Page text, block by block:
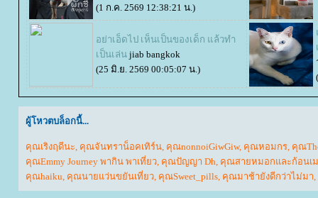
(1 ก.ค. 2569 12:38:21 น.)
อย่าเอ็ดไป เห็นเป็นของเด็ก แล้วทำ
เป็นเล่น jiab bangkok
(25 มิ.ย. 2569 00:05:07 น.)
ผู้โหวตบล็อกนี้...
คุณเริงฤดีนะ, คุณจันทราน็อคเทิร์น, คุณnonnoiGiwGiw, คุณหอมกร, คุณ
คุณEmmy Journey พากิน พาเที่ยว, คุณปัญญา Dh, คุณสายหมอกและก้อนเ
คุณhaiku, คุณนายแว่นขยันเที่ยว, คุณSweet_pills, คุณมาช้ายังดีกว่าไม่มา,